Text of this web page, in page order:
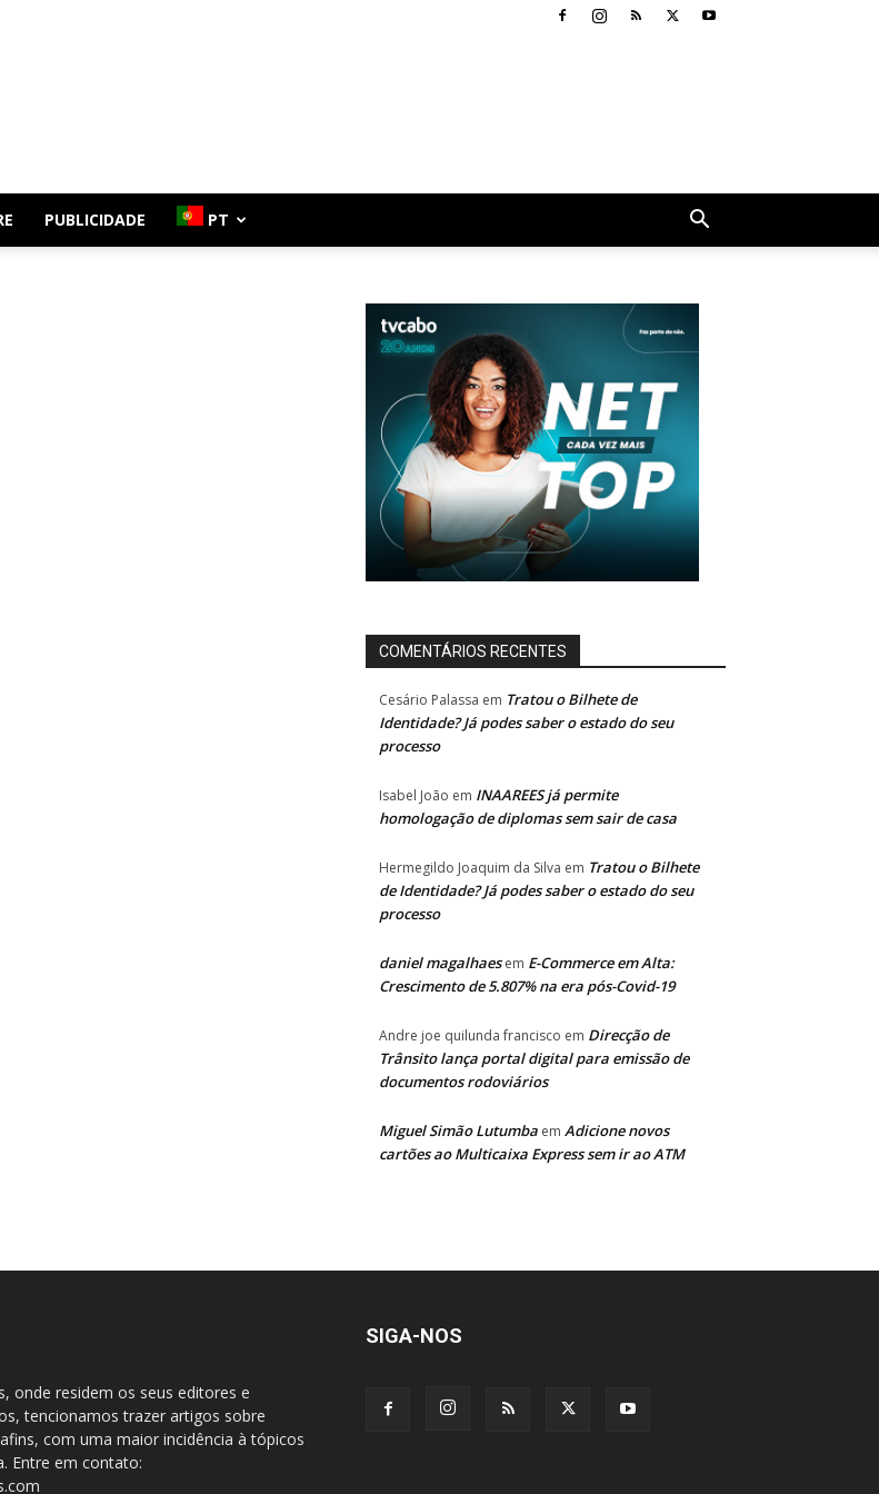
PUBLICIDADE PT
COMENTÁRIOS RECENTES
Cesário Palassa em Tratou o Bilhete de
Identidade? Já podes saber o estado do seu
processo
Isabel João em INAAREES já permite
homologação de diplomas sem sair de casa
Hermegildo Joaquim da Silva em Tratou o Bilhete
de Identidade? Já podes saber o estado do seu
processo
daniel magalhaesem E-Commerce em Alta:
Crescimento de 5.807% na era pós-Covid-19
Andre joe quilunda francisco em Direcção de
Trânsito lança portal digital para emissão de
documentos rodoviários
Miguel Simão Lutumba em Adicione novos
cartões ao Multicaixa Express sem ir ao ATM
onde residem os seus editores e
tencionamos trazer artigos sobre
com uma maior incidência à tópicos
Entre em contato:
SIGA-NOS